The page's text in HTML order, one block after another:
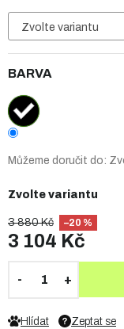
3 880 Kč –20 %
3 104 Kč
Zvolte variantu
BARVA
Můžeme doručit do:
Zeptat se
Hlídat